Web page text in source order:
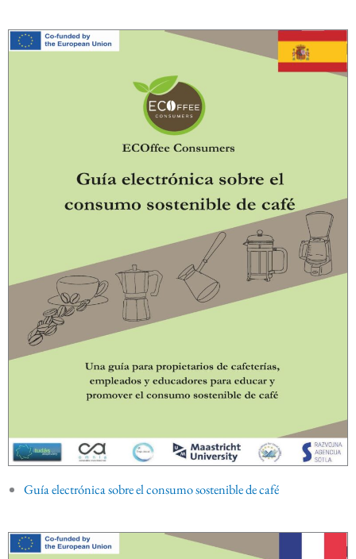
Guía electrónica sobre el consumo sostenible de café